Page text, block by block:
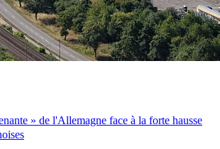
» de l'Allemagne face à la forte hausse